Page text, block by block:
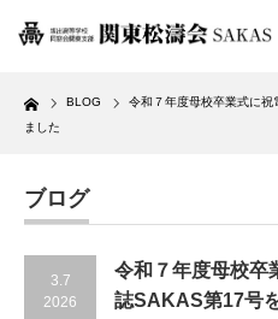
Home BLOG
令和７年度母校卒業式に
ました
ブログ
3.7
2026
令和７年度母校卒
誌SAKAS第17号